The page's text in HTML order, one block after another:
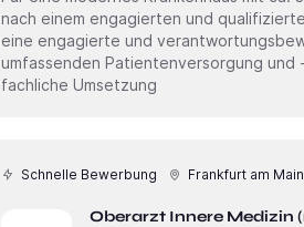
nach einem engagierten und qualifizierten Oberarzt Psychosomatik (m/w/d) In dieser Position
eine engagierte und
umfassenden Patientenversorgung
fachliche Umsetzung
Schnelle Bewerbung Frankfurt am Main
Oberarzt Innere Medizin